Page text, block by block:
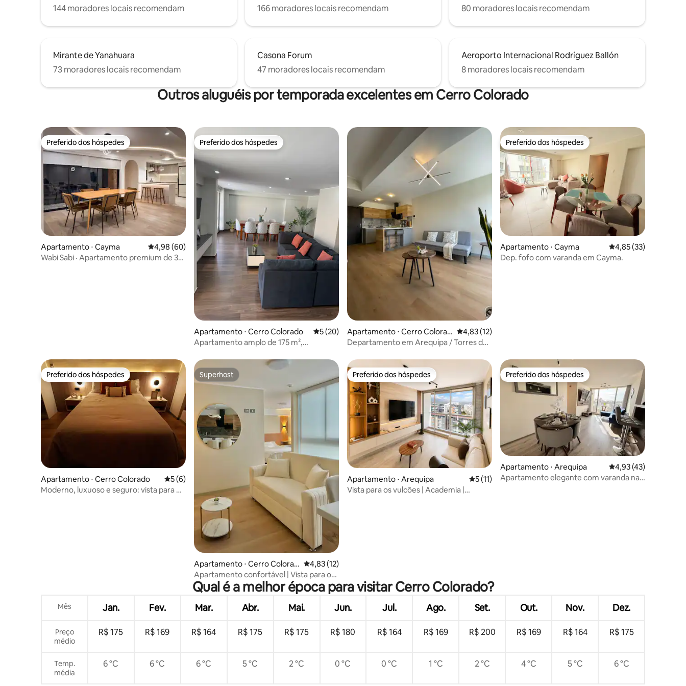
144 moradores locais recomendam
166 moradores locais recomendam
80 moradores locais recomendam
Mirante de Yanahuara
73 moradores locais recomendam
Casona Forum
47 moradores locais recomendam
Aeroporto Internacional Rodríguez Ballón
8 moradores locais recomendam
Outros aluguéis por temporada excelentes em Cerro Colorado
Preferido dos hóspedes
Preferido dos hóspedes
Apartamento ⋅ Cayma 4,98 de uma avaliação média de 5, 60 avaliações
4,98 (60)
Wabi Sabi · Apartamento premium de 3
Preferido dos hóspedes
Preferido dos hóspedes
Apartamento ⋅ Cerro Colorado 5 de uma avaliação média de 5, 20 avaliações
5 (20)
Apartamento amplo de 175 m²,
Apartamento ⋅ Cerro Colorad
o
4,83 de uma avaliação média de 5, 12 avaliações
4,83 (12)
Departamento em Arequipa / Torres de
Preferido dos hóspedes
Preferido dos hóspedes
Apartamento ⋅ Cayma 4,85 de uma
4,85 (33)
Dep. fofo com varanda em Cayma.
Preferido dos hóspedes
Preferido dos hóspedes
Apartamento ⋅ Cerro Colorado 5 de uma avaliação média de 5, 6 avaliações
5 (6)
Moderno, luxuoso e seguro: vista para o
Superhost
Superhost
Apartamento ⋅ Cerro Colorad
o
4,83 de uma avaliação média de 5, 12 avaliações
4,83 (12)
Apartamento confortável | Vista para o
vulcão | Zona executiva
Preferido dos hóspedes
Preferido dos hóspedes
Apartamento ⋅ Arequipa 5 de uma avaliação média de 5, 11 avaliações
5 (11)
Vista para os vulcões | Academia |
Preferido dos hóspedes
Preferido dos hóspedes
Apartamento ⋅ Arequipa 4,93 de uma
4,93 (43)
Apartamento elegante com varanda na
Qual é a melhor época para visitar Cerro Colorado?
Mês Jan. Fev. Mar. Abr. Mai. Jun. Jul. Ago. Set. Out. Nov. Dez.
Preço
médio
R$ 175 R$ 169 R$ 164 R$ 175 R$ 175 R$ 180 R$ 164 R$ 169 R$ 200 R$ 169 R$ 164 R$ 175
Temp.
média
6 °C 6 °C 6 °C 5 °C 2 °C 0 °C 0 °C 1 °C 2 °C 4 °C 5 °C 6 °C